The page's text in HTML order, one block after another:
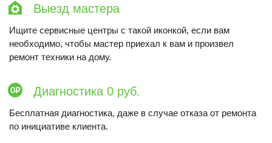
Выезд мастера
Ищите сервисные центры с такой иконкой, если вам
необходимо, чтобы мастер приехал к вам и произвел
ремонт техники на дому.
Диагностика 0 руб.
Бесплатная диагностика, даже в случае отказа от ремонта
по инициативе клиента.